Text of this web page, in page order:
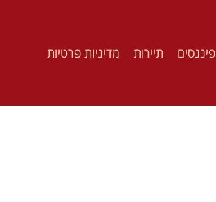
פיננסים תיירות מדיניות פרטיות